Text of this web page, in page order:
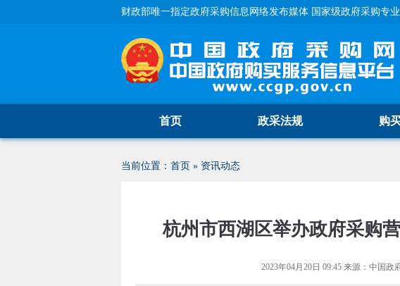
财政部唯一指定政府采购信息网络发布媒体 国家级政府采购专
首页 政采法规 购
当前位置： 首页 » 资讯动态
杭州市西湖区举办政府采购
2023年04月20日 09:45来源： 中国政